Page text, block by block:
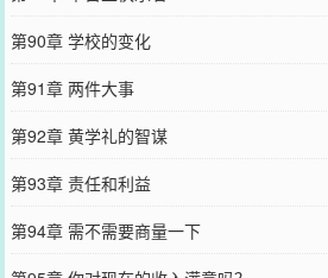
第90章 学校的变化
第91章 两件大事
第92章 黄学礼的智谋
第93章 责任和利益
第94章 需不需要商量一下